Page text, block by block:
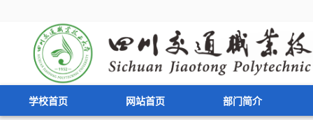
学校首页 网站首页 部门简介